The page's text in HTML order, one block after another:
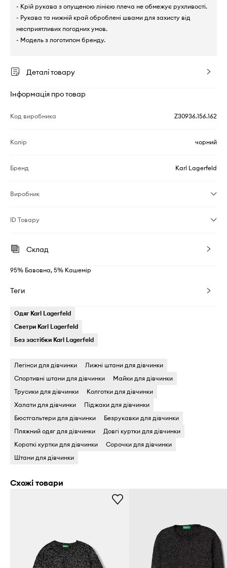
- Крій рукава з опущеною лінією плеча не обмежує рухливості.
- Рукава та нижній край оброблені швами для захисту від
несприятливих погодних умов.
- Модель з логотипом бренду.
Деталі товару
Інформація про товар
Код виробника Z30936.156.162
Колір чорний
Бренд Karl Lagerfeld
Виробник
ID Товару
Склад
95% Бавовна, 5% Кашемір
Теги
Одяг Karl Lagerfeld
Светри Karl Lagerfeld
Без застібки Karl Lagerfeld
Легінси для дівчинки
Лижні штани для дівчинки
Спортивні штани для дівчинки
Майки для дівчинки
Трусики для дівчинки
Колготки для дівчинки
Халати для дівчинки
Піджаки для дівчинки
Бюстгальтери для дівчинки
Безрукавки для дівчинки
Пляжний одяг для дівчинки
Довгі куртки для дівчинки
Короткі куртки для дівчинки
Сорочки для дівчинки
Штани для дівчинки
Схожі товари